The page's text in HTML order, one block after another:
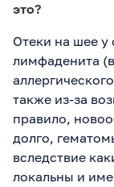
это?
Отеки на шее у
лимфаденита
также из-за
правило,
долго,
вследствие
локальны и